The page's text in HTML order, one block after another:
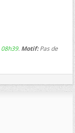
08h39. Motif:Pas de